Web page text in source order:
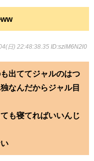
日) 22:48:38.35 ID:sziM6N2l0
出ててジャルのはつ
なんだからジャル目
も寝てればいいんじ